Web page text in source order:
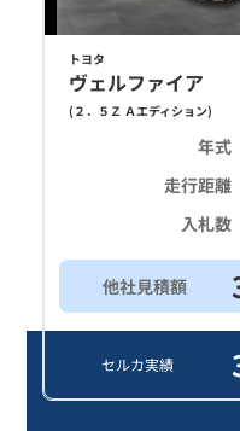
トヨタ
ヴェルファイア
( ２．５Ｚ Ａエディション)
年式
走行距離
入札数
他社見積額
セルカ実績